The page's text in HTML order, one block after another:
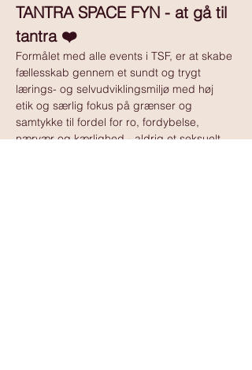
TANTRA SPACE FYN - at gå til
tantra ❤️
Formålet med alle events i TSF, er at skabe
fællesskab gennem et sundt og trygt
lærings- og selvudviklingsmiljø med høj
etik og særlig fokus på grænser og
samtykke til fordel for ro, fordybelse,
nærvær og kærlighed - aldrig et seksuelt